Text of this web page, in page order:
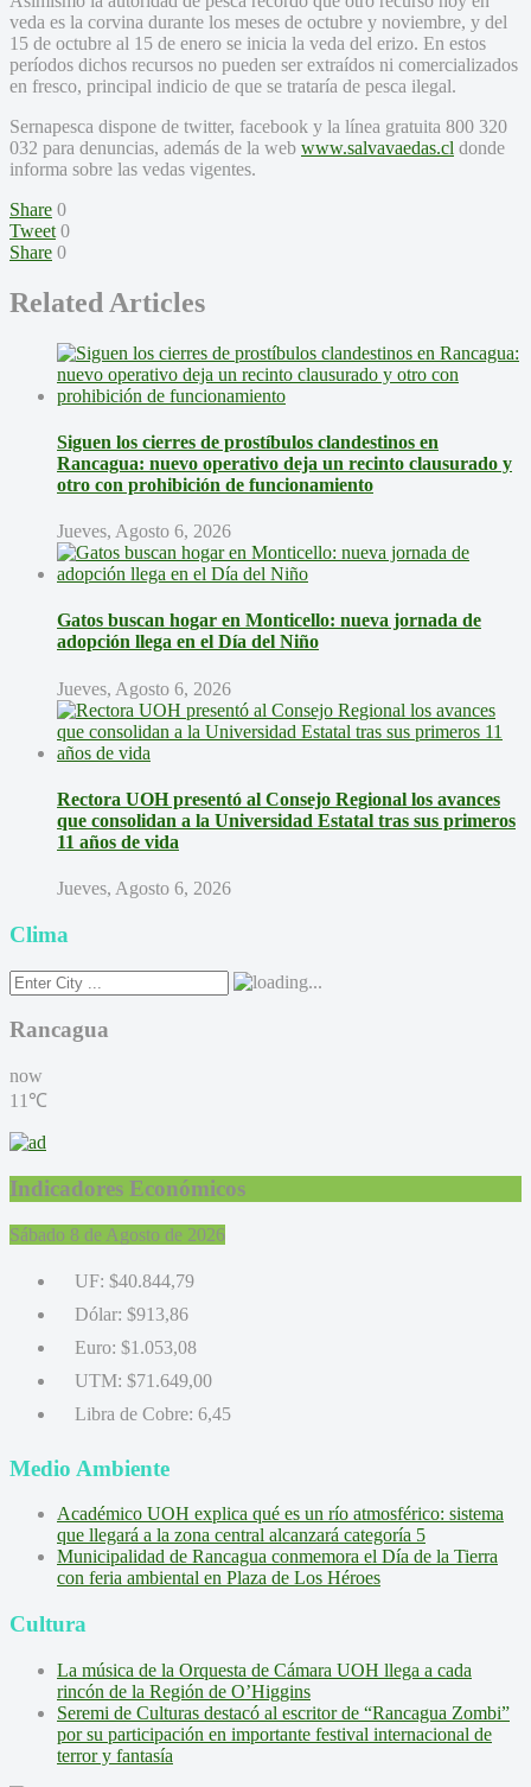
veda es la corvina durante los meses de octubre y noviembre, y del
15 de octubre al 15 de enero se inicia la veda del erizo. En estos
períodos dichos recursos no pueden ser extraídos ni comercializados
en fresco, principal indicio de que se trataría de pesca ilegal.
Sernapesca dispone de twitter, facebook y la línea gratuita 800 320
032 para denuncias, además de la web www.salvavaedas.cl donde
informa sobre las vedas vigentes.
Share 0
Tweet 0
Share 0
Related Articles
Siguen los cierres de prostíbulos clandestinos en
Rancagua: nuevo operativo deja un recinto clausurado y
otro con prohibición de funcionamiento
Jueves, Agosto 6, 2026
Gatos buscan hogar en Monticello: nueva jornada de
adopción llega en el Día del Niño
Jueves, Agosto 6, 2026
Rectora UOH presentó al Consejo Regional los avances
que consolidan a la Universidad Estatal tras sus primeros
11 años de vida
Jueves, Agosto 6, 2026
Clima
Rancagua
now
11℃
Indicadores Económicos
Sábado 8 de Agosto de 2026
UF: $40.844,79
Dólar: $913,86
Euro: $1.053,08
UTM: $71.649,00
Libra de Cobre: 6,45
Medio Ambiente
Académico UOH explica qué es un río atmosférico: sistema
que llegará a la zona central alcanzará categoría 5
Municipalidad de Rancagua conmemora el Día de la Tierra
con feria ambiental en Plaza de Los Héroes
Cultura
La música de la Orquesta de Cámara UOH llega a cada
rincón de la Región de O’Higgins
Seremi de Culturas destacó al escritor de “Rancagua Zombi”
por su participación en importante festival internacional de
terror y fantasía